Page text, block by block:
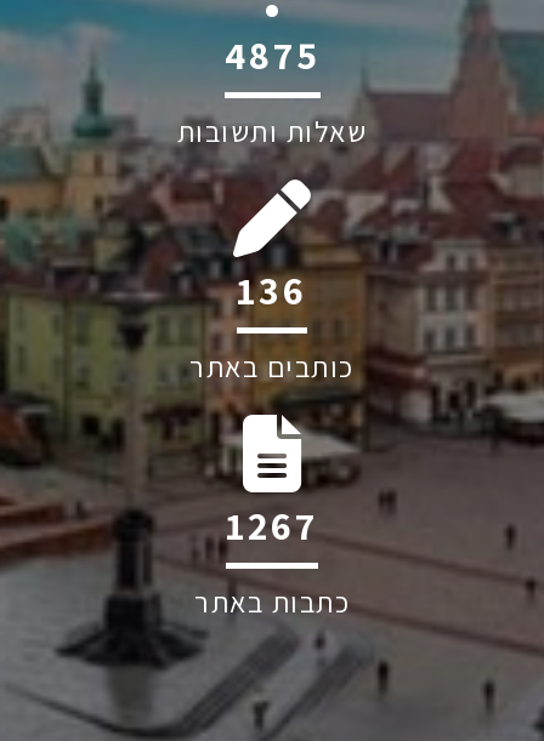
5750
שאלות ותשובות
160
כותבים באתר
1494
כתבות באתר